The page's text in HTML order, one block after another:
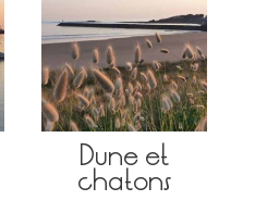
Dune et
chatons